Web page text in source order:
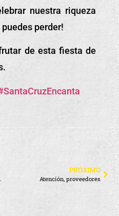
nuestra riqueza
perder!
de esta fiesta de
PRÓXIMO
Atención, proveedores